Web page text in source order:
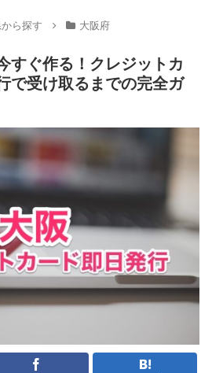
ら探す 大阪府
すぐ作る！クレジットカ
で受け取るまでの完全ガ